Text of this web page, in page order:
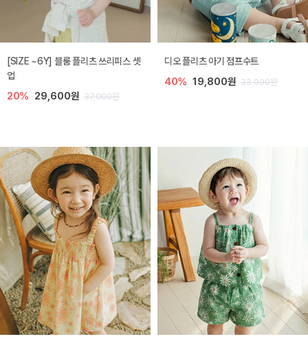
[SIZE ~6Y] 블룸 플리츠 쓰리피스 셋
업
20% 29,600원 37,000원
디오 플리츠 아기 점프수트
40% 19,800원 33,000원